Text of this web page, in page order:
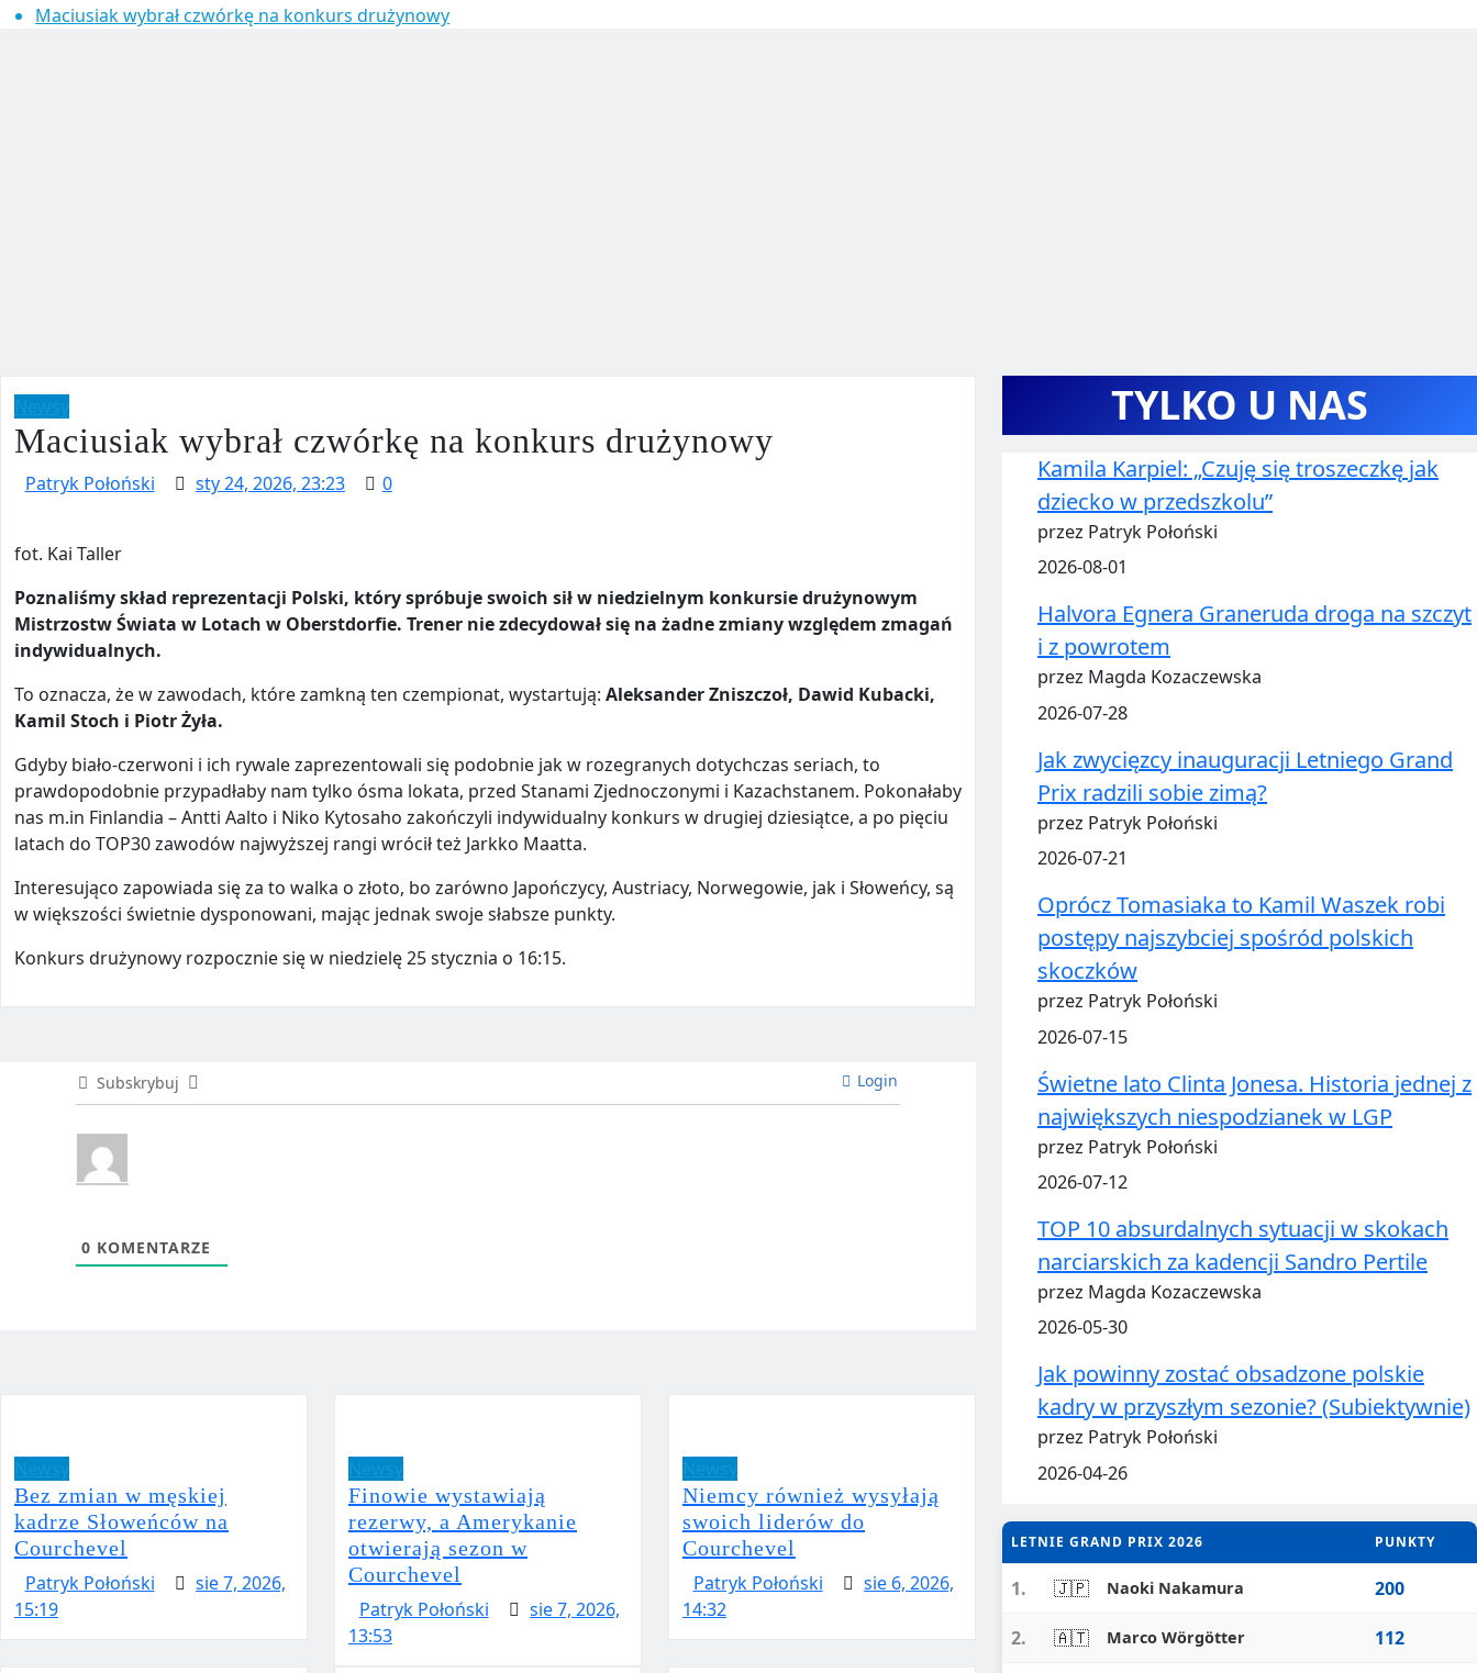
Maciusiak wybrał czwórkę na konkurs drużynowy
Maciusiak wybrał czwórkę na konkurs drużynowy
Patryk Połoński sty 24, 2026, 23:23 0
fot. Kai Taller
Poznaliśmy skład reprezentacji Polski, który spróbuje swoich sił w niedzielnym konkursie drużynowym
Mistrzostw Świata w Lotach w Oberstdorfie. Trener nie zdecydował się na żadne zmiany względem zmagań
indywidualnych.
To oznacza, że w zawodach, które zamkną ten czempionat, wystartują: Aleksander Zniszczoł, Dawid Kubacki,
Kamil Stoch i Piotr Żyła.
Gdyby biało-czerwoni i ich rywale zaprezentowali się podobnie jak w rozegranych dotychczas seriach, to
prawdopodobnie przypadłaby nam tylko ósma lokata, przed Stanami Zjednoczonymi i Kazachstanem. Pokonałaby
nas m.in Finlandia – Antti Aalto i Niko Kytosaho zakończyli indywidualny konkurs w drugiej dziesiątce, a po pięciu
latach do TOP30 zawodów najwyższej rangi wrócił też Jarkko Maatta.
Interesująco zapowiada się za to walka o złoto, bo zarówno Japończycy, Austriacy, Norwegowie, jak i Słoweńcy, są
w większości świetnie dysponowani, mając jednak swoje słabsze punkty.
Konkurs drużynowy rozpocznie się w niedzielę 25 stycznia o 16:15.
Subskrybuj Login
0 KOMENTARZE
Bez zmian w męskiej
kadrze Słoweńców na
Courchevel
Patryk Połoński
sie 7, 2026,
15:19
Finowie wystawiają
rezerwy, a Amerykanie
otwierają sezon w
Courchevel
Patryk Połoński
sie 7, 2026,
13:53
Niemcy również wysyłają
swoich liderów do
Courchevel
Patryk Połoński
sie 6, 2026,
14:32
TYLKO U NAS
Kamila Karpiel: „Czuję się troszeczkę jak
dziecko w przedszkolu”
przez Patryk Połoński
2026-08-01
Halvora Egnera Graneruda droga na szczyt
i z powrotem
przez Magda Kozaczewska
2026-07-28
Jak zwycięzcy inauguracji Letniego Grand
Prix radzili sobie zimą?
przez Patryk Połoński
2026-07-21
Oprócz Tomasiaka to Kamil Waszek robi
postępy najszybciej spośród polskich
skoczków
przez Patryk Połoński
2026-07-15
Świetne lato Clinta Jonesa. Historia jednej z
największych niespodzianek w LGP
przez Patryk Połoński
2026-07-12
TOP 10 absurdalnych sytuacji w skokach
narciarskich za kadencji Sandro Pertile
przez Magda Kozaczewska
2026-05-30
Jak powinny zostać obsadzone polskie
kadry w przyszłym sezonie? (Subiektywnie)
przez Patryk Połoński
2026-04-26
LETNIE GRAND PRIX 2026 PUNKTY
1. 🇯🇵 Naoki Nakamura 200
2. 🇦🇹 Marco Wörgötter 112